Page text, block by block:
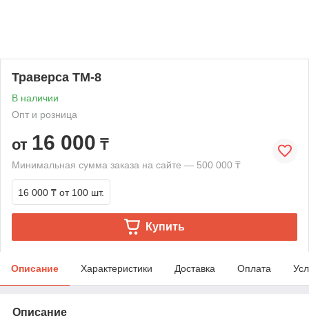
Траверса ТМ-8
В наличии
Опт и розница
от 16 000 ₸
Минимальная сумма заказа на сайте — 500 000 ₸
16 000 ₸ от 100 шт.
Купить
Описание Характеристики Доставка Оплата
Описание